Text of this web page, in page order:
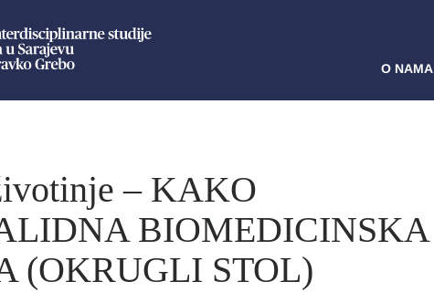
O NAMA
– KAKO
BIOMEDICINSKA
(OKRUGLI STOL)